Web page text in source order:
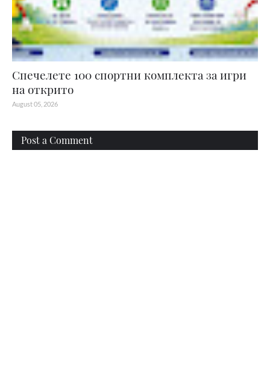
Спечелете 100 спортни комплекта за игри
на открито
August 05, 2026
Post a Comment